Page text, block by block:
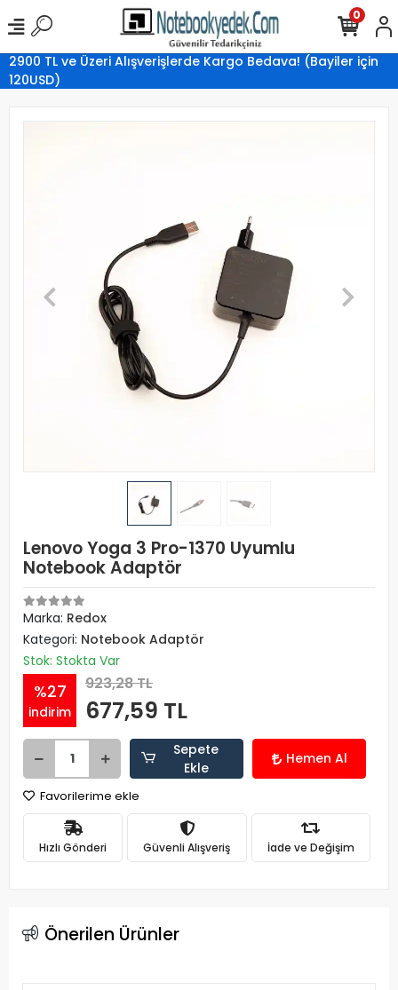
2900 TL ve Üzeri Alışverişlerde Kargo Bedava! (Bayiler için
120USD)
0
Lenovo Yoga 3 Pro-1370 Uyumlu
Notebook Adaptör
Marka: Redox
Kategori: Notebook Adaptör
Stok: Stokta Var
%27
indirim
923,28 TL
677,59 TL
Sepete
Ekle
Hemen Al
Favorilerime ekle
Hızlı Gönderi Güvenli Alışveriş İade ve Değişim
Önerilen Ürünler